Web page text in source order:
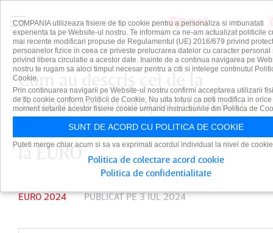
Cum au descris cei de la
Tottenham evoluţiile lui Radu
Drăguşin după eliminarea de
la EURO
EURO 2024 PUBLICAT PE 3 IUL 2024
COMPANIA utilizeaza fisiere de tip cookie pentru a personaliza si imbunatati
experienta ta pe Website-ul nostru. Te informam ca ne-am actualizat politicile
mai recente modificari propuse de Regulamentul (UE) 2016/679 privind
persoanelor fizice in ceea ce priveste prelucrarea datelor cu caracter personal
privind libera circulatie a acestor date. Inainte de a continua navigarea pe
nostru te rugam sa aloci timpul necesar pentru a citi si intelege continutul
Cookie.
Prin continuarea navigarii pe Website-ul nostru confirmi acceptarea utilizarii
de tip cookie conform Politicii de Cookie. Nu uita totusi ca poti modifica in orice
moment setarile acestor fisiere cookie urmand instructiunile din Politica de
SUNT DE ACORD CU POLITICA DE COOKIE
Puteti merge chiar acum si sa va exprimati acordul individual la nivel de
Politica de colectare acord cookie
Politica de confidentialitate